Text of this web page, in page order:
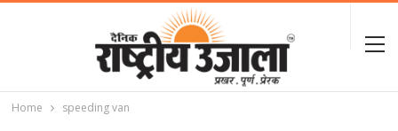
Home speeding van